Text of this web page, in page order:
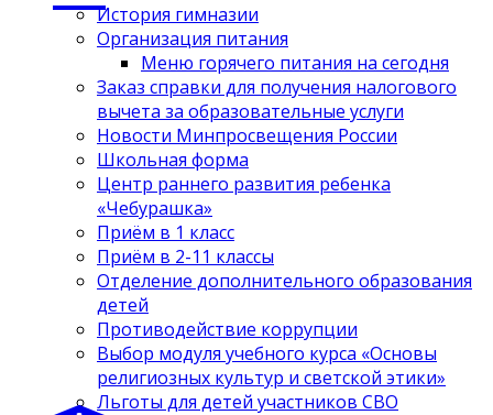
История гимназии
Организация питания
Меню горячего питания на сегодня
Заказ справки для получения налогового
вычета за образовательные услуги
Новости Минпросвещения России
Школьная форма
Центр раннего развития ребенка
«Чебурашка»
Приём в 1 класс
Приём в 2-11 классы
Отделение дополнительного образования
детей
Противодействие коррупции
Выбор модуля учебного курса «Основы
религиозных культур и светской этики»
Льготы для детей участников СВО